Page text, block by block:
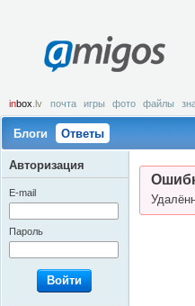
amigos
inbox .lv почта игры фото файлы
Блоги Ответы
Авторизация
E-mail
Пароль
Войти